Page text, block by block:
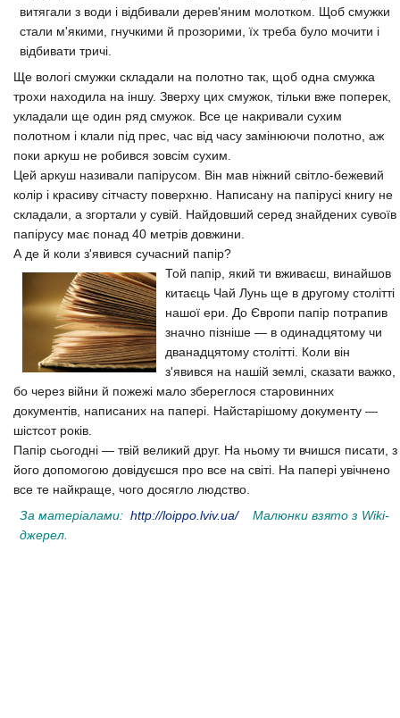
витягали з води і відбивали дерев'яним молотком. Щоб смужки
стали м'якими, гнучкими й прозорими, їх треба було мочити і
відбивати тричі.
Ще вологі смужки складали на полотно так, щоб одна смужка
трохи находила на іншу. Зверху цих смужок, тільки вже поперек,
укладали ще один ряд смужок. Все це накривали сухим
полотном і клали під прес, час від часу замінюючи полотно, аж
поки аркуш не робився зовсім сухим.
Цей аркуш називали папірусом. Він мав ніжний світло-бежевий
колір і красиву сітчасту поверхню. Написану на папірусі книгу не
складали, а згортали у сувій. Найдовший серед знайдених сувоїв
папірусу має понад 40 метрів довжини.
А де й коли з'явився сучасний папір?
Той папір, який ти вживаєш, винайшов
китаєць Чай Лунь ще в другому столітті
нашої ери. До Європи папір потрапив
значно пізніше — в одинадцятому чи
дванадцятому столітті. Коли він
з'явився на нашій землі, сказати важко,
бо через війни й пожежі мало збереглося старовинних
документів, написаних на папері. Найстарішому документу —
шістсот років.
Папір сьогодні — твій великий друг. На ньому ти вчишся писати, з
його допомогою довідуєшся про все на світі. На папері увічнено
все те найкраще, чого досягло людство.
За матеріалами: http://loippo.lviv.ua/
Малюнки взято з Wiki-
джерел.